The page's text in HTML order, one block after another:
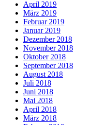
April 2019
März 2019
Februar 2019
Januar 2019
Dezember 2018
November 2018
Oktober 2018
September 2018
August 2018
Juli 2018
Juni 2018
Mai 2018
April 2018
März 2018